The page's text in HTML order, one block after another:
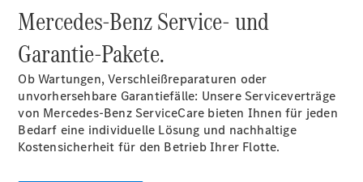
Fleet
Services
Elektrofahrzeug-
Service
Individuelle
Betreuung
Mercedes-Benz Service- und
Garantie-Pakete.
Ob Wartungen, Verschleißreparaturen oder
unvorhersehbare Garantiefälle: Unsere Serviceverträge
von Mercedes-Benz ServiceCare bieten Ihnen für jeden
Bedarf eine individuelle Lösung und nachhaltige
Kostensicherheit für den Betrieb Ihrer Flotte.